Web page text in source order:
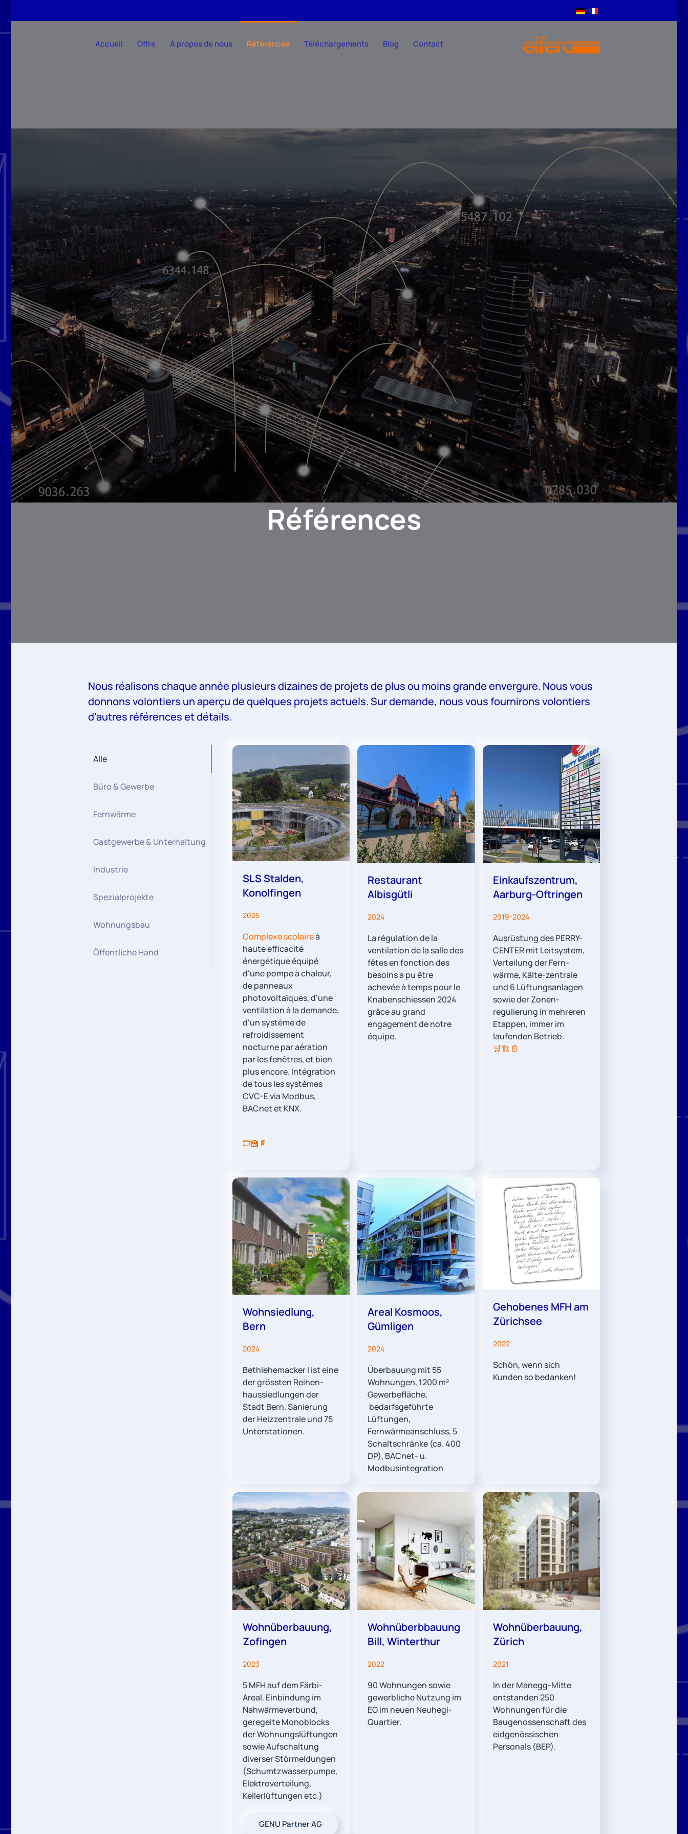
Accueil Offre À propos de nous Références Téléchargements Blog Contact
Références
Nous réalisons chaque année plusieurs dizaines de projets de plus ou moins grande envergure. Nous vous
donnons volontiers un aperçu de quelques projets actuels. Sur demande, nous vous fournirons volontiers
d'autres références et détails.
Alle
Büro & Gewerbe
Fernwärme
Gastgewerbe & Unterhaltung
Industrie
Spezialprojekte
Wohnungsbau
Öffentliche Hand
SLS Stalden,
Konolfingen
2025
Complexe scolaireà
haute efficacité
énergétique équipé
d'une pompe à chaleur,
de panneaux
photovoltaïques, d'une
ventilation à la demande,
d'un système de
refroidissement
nocturne par aération
par les fenêtres, et bien
plus encore. Intégration
de tous les systèmes
CVC-E via Modbus,
BACnet et KNX.
🎞️🏫 📄
Restaurant
Albisgütli
2024
La régulation de la
ventilation de la salle des
fêtes en fonction des
besoins a pu être
achevée à temps pour le
Knabenschiessen 2024
grâce au grand
engagement de notre
équipe.
Einkaufszentrum,
Aarburg-Oftringen
2019-2024
Ausrüstung des PERRY-
CENTER mit Leitsystem,
Verteilung der Fern-
wärme, Kälte-zentrale
und 6 Lüftungsanlagen
sowie der Zonen-
regulierung in mehreren
Etappen, immer im
laufenden Betrieb.
🛒🏗️ 📄
Wohnsiedlung,
Bern
2024
Bethlehemacker I ist eine
der grössten Reihen-
haussiedlungen der
Stadt Bern.Sanierung
derHeizzentrale und 75
Unterstationen.
Areal Kosmoos,
Gümligen
2024
Überbauung mit 55
Wohnungen, 1200 m²
Gewerbefläche,
bedarfsgeführte
Lüftungen,
Fernwärmeanschluss, 5
Schaltschränke (ca. 400
DP), BACnet- u.
Modbusintegration
Gehobenes MFH am
Zürichsee
2022
Schön, wenn sich
Kunden so bedanken!
Wohnüberbauung,
Zofingen
2023
5 MFH auf dem Färbi-
Areal. Einbindung im
Nahwärmeverbund,
geregelte Monoblocks
der Wohnungslüftungen
sowie Aufschaltung
diverser Störmeldungen
(Schumtzwasserpumpe,
Elektroverteilung,
Kellerlüftungen etc.)
GENU Partner AG
Wohnüberbbauung
Bill, Winterthur
2022
90 Wohnungen sowie
gewerbliche Nutzung im
EG im neuen Neuhegi-
Quartier.
Wohnüberbauung,
Zürich
2021
In der Manegg-Mitte
entstanden 250
Wohnungen für die
Baugenossenschaft des
eidgenössischen
Personals (BEP).